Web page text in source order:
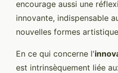
encourage aussi une
innovante, indispensable
nouvelles formes
En ce qui concerne l'
est intrinsèquement liée